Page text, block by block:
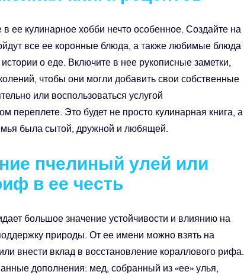
ее кулинарное хобби нечто особенное. Создайте на
все ее коронные блюда, а также любимые блюда
о еде. Включите в нее рукописные заметки,
чтобы они могли добавить свои собственные
или воспользоваться услугой
переплете. Это будет не просто кулинарная книга, а
была сытой, дружной и любящей.
пчелиный улей или
в ее честь
большое значение устойчивости и влиянию на
природы. От ее имени можно взять на
внести вклад в восстановление кораллового рифа.
дополнения: мед, собранный из «ее» улья,